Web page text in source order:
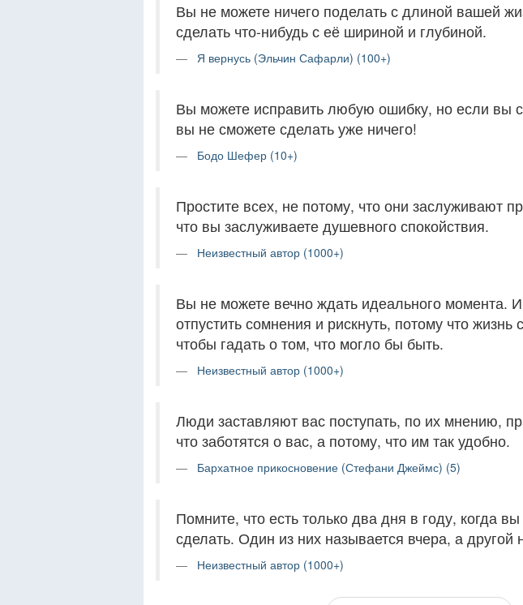
Вы не можете ничего поделать с длиной вашей
сделать что-нибудь с её шириной и глубиной.
Я вернусь (Эльчин Сафарли) (100+)
Вы можете исправить любую ошибку, но если вы
вы не сможете сделать уже ничего!
Бодо Шефер (10+)
Простите всех, не потому, что они заслуживают
что вы заслуживаете душевного спокойствия.
Неизвестный автор (1000+)
Вы не можете вечно ждать идеального момента.
отпустить сомнения и рискнуть, потому что жизнь
чтобы гадать о том, что могло бы быть.
Неизвестный автор (1000+)
Люди заставляют вас поступать, по их мнению,
что заботятся о вас, а потому, что им так удобно.
Бархатное прикосновение (Стефани Джеймс) (5)
Помните, что есть только два дня в году, когда
сделать. Один из них называется вчера, а другой
Неизвестный автор (1000+)